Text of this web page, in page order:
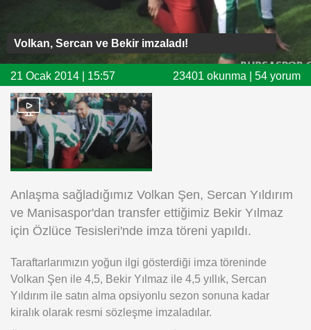
Facebook
Twitter
Instagram
Android
Volkan, Sercan ve Bekir imzaladı!
21 Ocak 2014 | 15:57 23401 okunma | 54 yorum
Anlaşma sağladığımız Volkan Şen, Sercan Yıldırım
ve Manisaspor'dan transfer ettiğimiz Bekir Yılmaz
için Özlüce Tesisleri'nde imza töreni yapıldı.
Taraftarlarımızın yoğun ilgi gösterdiği imza töreninde
Volkan Şen ile 4,5, Bekir Yılmaz ile 4,5 yıllık, Sercan
Yıldırım ile satın alma opsiyonlu sezon sonuna kadar
kiralık olarak resmi sözleşme imzaladılar.